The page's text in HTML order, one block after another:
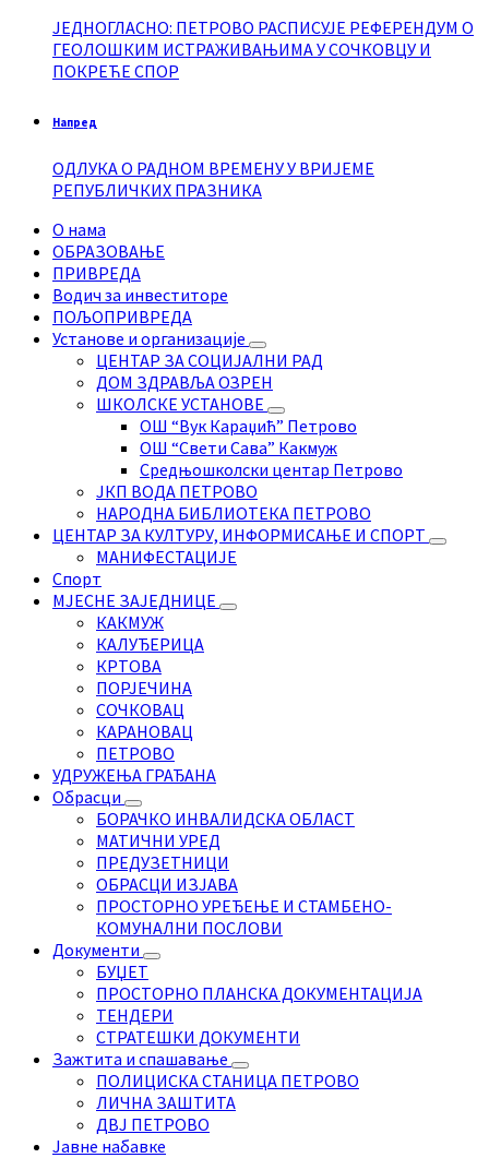
ЈЕДНОГЛАСНО: ПЕТРОВО РАСПИСУЈЕ РЕФЕРЕНДУМ О
ГЕОЛОШКИМ ИСТРАЖИВАЊИМА У СОЧКОВЦУ И
ПОКРЕЋЕ СПОР
Напред
ОДЛУКА О РАДНОМ ВРЕМЕНУ У ВРИЈЕМЕ
РЕПУБЛИЧКИХ ПРАЗНИКА
О нама
ОБРАЗОВАЊЕ
ПРИВРЕДА
Водич за инвеститоре
ПОЉОПРИВРЕДА
Установе и организације
ЦЕНТАР ЗА СОЦИЈАЛНИ РАД
ДОМ ЗДРАВЉА ОЗРЕН
ШКОЛСКЕ УСТАНОВЕ
ОШ “Вук Караџић” Петрово
ОШ “Свети Сава” Какмуж
Средњошколски центар Петрово
ЈКП ВОДА ПЕТРОВО
НАРОДНА БИБЛИОТЕКА ПЕТРОВО
ЦЕНТАР ЗА КУЛТУРУ, ИНФОРМИСАЊЕ И СПОРТ
МАНИФЕСТАЦИЈЕ
Спорт
МЈЕСНЕ ЗАЈЕДНИЦЕ
КАКМУЖ
КАЛУЂЕРИЦА
КРТОВА
ПОРЈЕЧИНА
СОЧКОВАЦ
КАРАНОВАЦ
ПЕТРОВО
УДРУЖЕЊА ГРАЂАНА
Обрасци
БОРАЧКО ИНВАЛИДСКА ОБЛАСТ
МАТИЧНИ УРЕД
ПРЕДУЗЕТНИЦИ
ОБРАСЦИ ИЗЈАВА
ПРОСТОРНО УРЕЂЕЊЕ И СТАМБЕНО-
КОМУНАЛНИ ПОСЛОВИ
Документи
БУЏЕТ
ПРОСТОРНО ПЛАНСКА ДОКУМЕНТАЦИЈА
ТЕНДЕРИ
СТРАТЕШКИ ДОКУМЕНТИ
Зажтита и спашавање
ПОЛИЦИСКА СТАНИЦА ПЕТРОВО
ЛИЧНА ЗАШТИТА
ДВЈ ПЕТРОВО
Јавне набавке